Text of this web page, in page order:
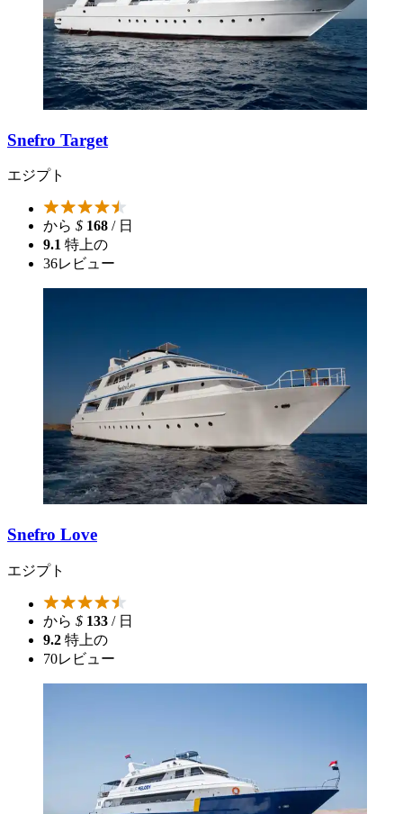
Snefro Target
エジプト
から $ 168 / 日
9.1 特上の
36レビュー
Snefro Love
エジプト
から $ 133 / 日
9.2 特上の
70レビュー